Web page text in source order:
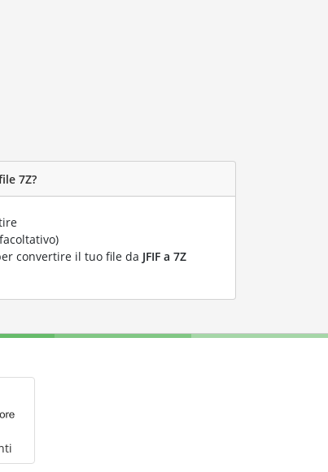
7Z?
convertire il tuo file da JFIF a 7Z